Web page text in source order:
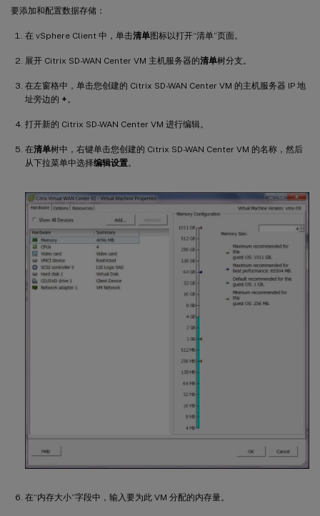
要添加和配置数据存储：
在 vSphere Client 中，单击清单图标以打开“清单”页面。
展开 Citrix SD-WAN Center VM 主机服务器的清单树分支。
在左窗格中，单击您创建的 Citrix SD-WAN Center VM 的主机服务器 IP 地
址旁边的 +。
打开新的 Citrix SD-WAN Center VM 进行编辑。
在清单树中，右键单击您创建的 Citrix SD-WAN Center VM 的名称，然后
从下拉菜单中选择编辑设置。
在“内存大小”字段中，输入要为此 VM 分配的内存量。